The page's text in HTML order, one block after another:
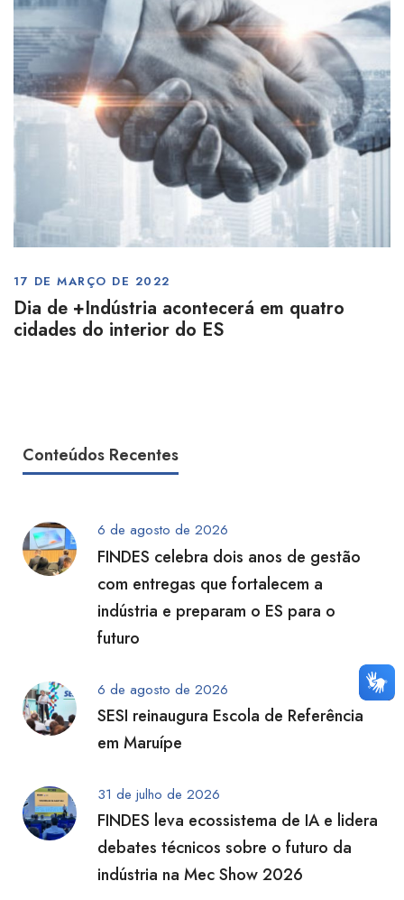
17 DE MARÇO DE 2022
Dia de +Indústria acontecerá em quatro
cidades do interior do ES
Conteúdos Recentes
6 de agosto de 2026
FINDES celebra dois anos de gestão
com entregas que fortalecem a
indústria e preparam o ES para o
futuro
6 de agosto de 2026
SESI reinaugura Escola de Referência
em Maruípe
31 de julho de 2026
FINDES leva ecossistema de IA e lidera
debates técnicos sobre o futuro da
indústria na Mec Show 2026